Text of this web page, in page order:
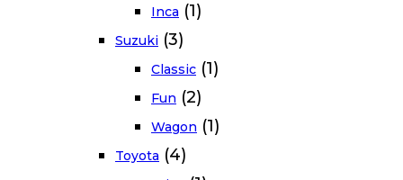
Inca (1)
Suzuki (3)
Classic (1)
Fun (2)
Wagon (1)
Toyota (4)